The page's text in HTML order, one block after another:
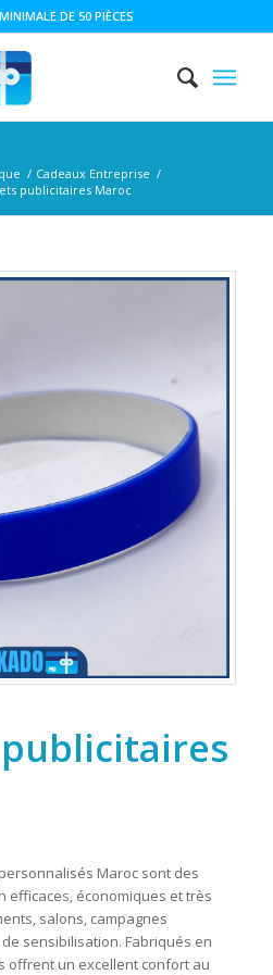
DE 50 PIÈCES
/ Cadeaux Entreprise /
publicitaires Maroc
Maroc sont des
efficaces, économiques et très
salons, campagnes
sensibilisation. Fabriqués en
offrent un excellent confort au